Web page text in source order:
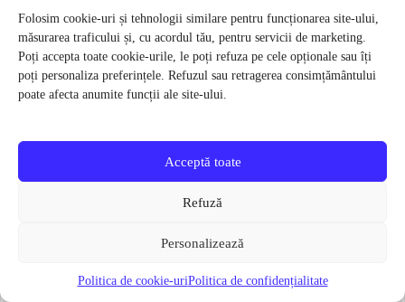
Folosim cookie-uri și tehnologii similare pentru funcționarea site-ului,
măsurarea traficului și, cu acordul tău, pentru servicii de marketing.
Poți accepta toate cookie-urile, le poți refuza pe cele opționale sau îți
poți personaliza preferințele. Refuzul sau retragerea consimțământului
poate afecta anumite funcții ale site-ului.
Acceptă toate
Refuză
Personalizează
Politica de cookie-uriPolitica de confidențialitate